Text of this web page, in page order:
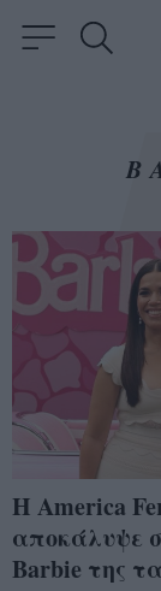
Η Αmerica
αποκάλυψε
Barbie της